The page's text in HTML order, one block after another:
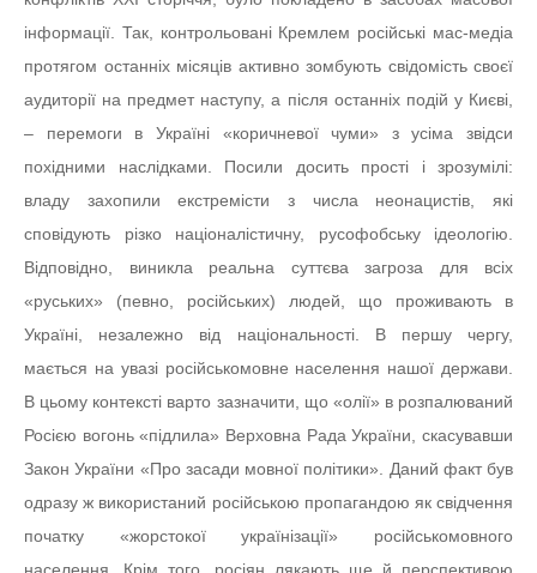
інформації. Так, контрольовані Кремлем російські мас-медіа
протягом останніх місяців активно зомбують свідомість своєї
аудиторії на предмет наступу, а після останніх подій у Києві,
– перемоги в Україні «коричневої чуми» з усіма звідси
похідними наслідками. Посили досить прості і зрозумілі:
владу захопили екстремісти з числа неонацистів, які
сповідують різко націоналістичну, русофобську ідеологію.
Відповідно, виникла реальна суттєва загроза для всіх
«руських» (певно, російських) людей, що проживають в
Україні, незалежно від національності. В першу чергу,
мається на увазі російськомовне населення нашої держави.
В цьому контексті варто зазначити, що «олії» в розпалюваний
Росією вогонь «підлила» Верховна Рада України, скасувавши
Закон України «Про засади мовної політики». Даний факт був
одразу ж використаний російською пропагандою як свідчення
початку «жорстокої українізації» російськомовного